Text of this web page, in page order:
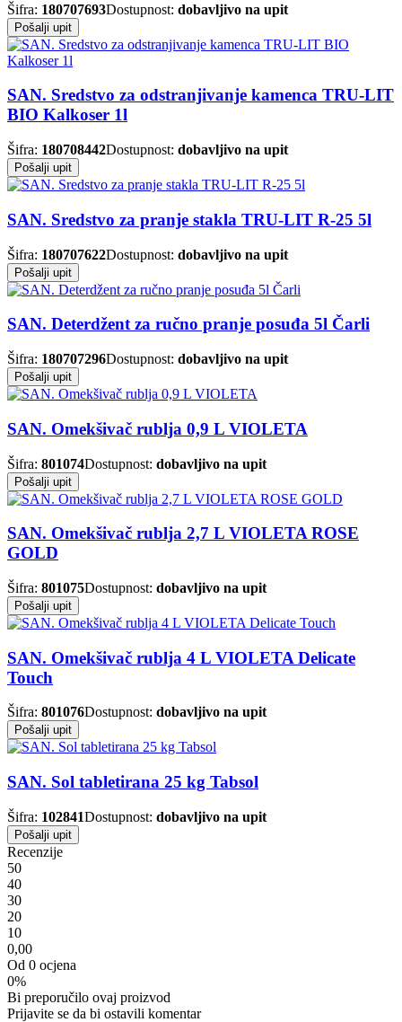
Šifra: 180707693Dostupnost: dobavljivo na upit
Pošalji upit
SAN. Sredstvo za odstranjivanje kamenca TRU-LIT
BIO Kalkoser 1l
Šifra: 180708442Dostupnost: dobavljivo na upit
Pošalji upit
SAN. Sredstvo za pranje stakla TRU-LIT R-25 5l
Šifra: 180707622Dostupnost: dobavljivo na upit
Pošalji upit
SAN. Deterdžent za ručno pranje posuđa 5l Čarli
Šifra: 180707296Dostupnost: dobavljivo na upit
Pošalji upit
SAN. Omekšivač rublja 0,9 L VIOLETA
Šifra: 801074Dostupnost: dobavljivo na upit
Pošalji upit
SAN. Omekšivač rublja 2,7 L VIOLETA ROSE
GOLD
Šifra: 801075Dostupnost: dobavljivo na upit
Pošalji upit
SAN. Omekšivač rublja 4 L VIOLETA Delicate
Touch
Šifra: 801076Dostupnost: dobavljivo na upit
Pošalji upit
SAN. Sol tabletirana 25 kg Tabsol
Šifra: 102841Dostupnost: dobavljivo na upit
Pošalji upit
Recenzije
50
40
30
20
10
0,00
Od 0 ocjena
0%
Bi preporučilo ovaj proizvod
Prijavite se da bi ostavili komentar